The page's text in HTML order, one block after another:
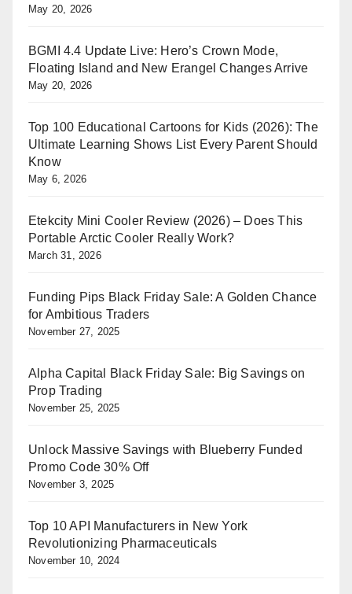
May 20, 2026
BGMI 4.4 Update Live: Hero’s Crown Mode,
Floating Island and New Erangel Changes Arrive
May 20, 2026
Top 100 Educational Cartoons for Kids (2026): The
Ultimate Learning Shows List Every Parent Should
Know
May 6, 2026
Etekcity Mini Cooler Review (2026) – Does This
Portable Arctic Cooler Really Work?
March 31, 2026
Funding Pips Black Friday Sale: A Golden Chance
for Ambitious Traders
November 27, 2025
Alpha Capital Black Friday Sale: Big Savings on
Prop Trading
November 25, 2025
Unlock Massive Savings with Blueberry Funded
Promo Code 30% Off
November 3, 2025
Top 10 API Manufacturers in New York
Revolutionizing Pharmaceuticals
November 10, 2024